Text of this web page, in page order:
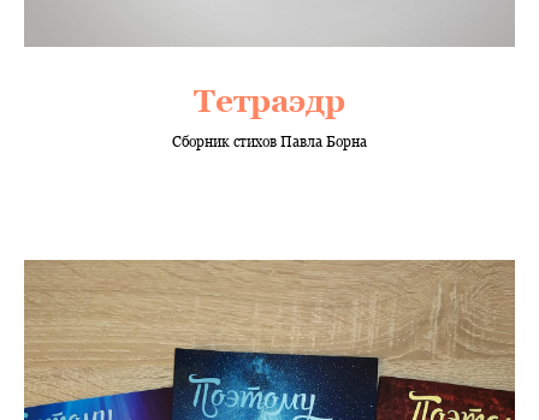
Тетраэдр
Сборник стихов Павла Борна